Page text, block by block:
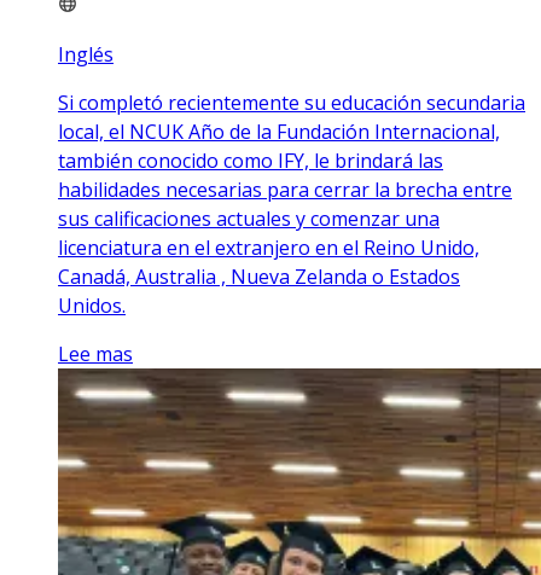
Inglés
Si completó recientemente su educación secundaria
local, el NCUK Año de la Fundación Internacional,
también conocido como IFY, le brindará las
habilidades necesarias para cerrar la brecha entre
sus calificaciones actuales y comenzar una
licenciatura en el extranjero en el Reino Unido,
Canadá, Australia , Nueva Zelanda o Estados
Unidos.
Lee mas